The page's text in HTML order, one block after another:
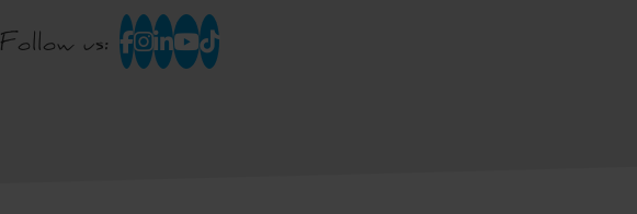
Follow us: